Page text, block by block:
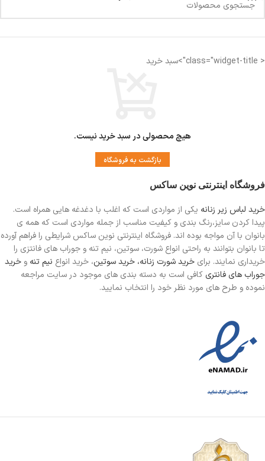
< class="widget-title">سبد خرید
هیچ محصولی در سبد خرید نیست.
بازگشت به فروشگاه
فروشگاه اینترنتی نوین ساکس
خرید لباس زیر زنانه یکی از مواردی است که اغلب با دغدغه هایی همراه است.
پیدا کردن سایز،رنگ بندی و کیفیت مناسب از جمله مواردی است که همه ی
بانوان با آن مواجه بوده اند. فروشگاه اینترنتی نوین ساکس شرایطی را فراهم آورده
تا بانوان بتوانند به راحتی انواع شورت، سوتین، نیم تنه و جوراب های فانتزی را
خریداری نمایند. برای خرید شورت زنانه، خرید سوتین، خرید انواع نیم تنه و خرید
جوراب های فانتری کافی است به دسته بندی های موجود در سایت مراجعه
نموده و طرح های مورد نظر خود را انتخاب نمایید.